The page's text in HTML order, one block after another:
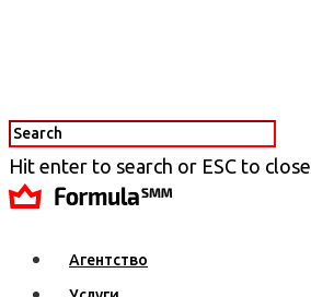
Hit enter to search or ESC to close
Агентство